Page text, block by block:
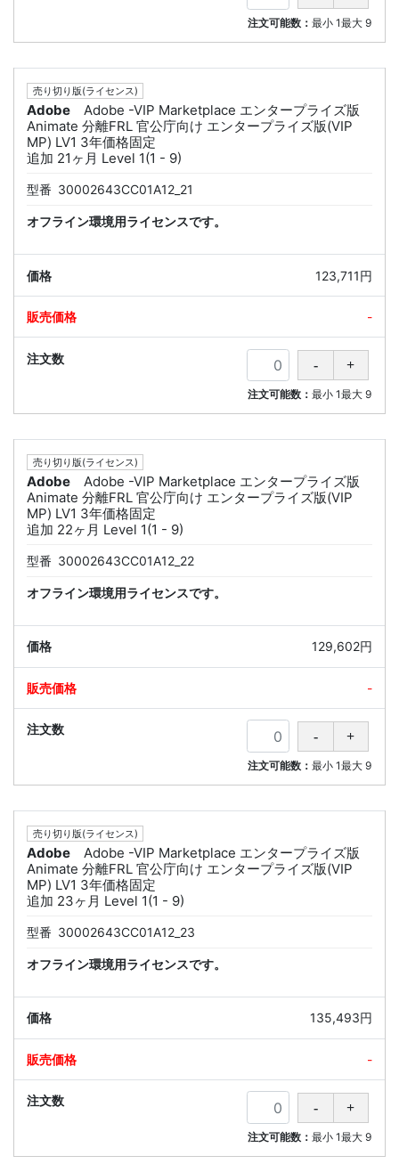
注文可能数：最小 1最大 9
売り切り版(ライセンス)
Adobe
Adobe -VIP Marketplace エンタープライズ版
Animate 分離FRL 官公庁向け エンタープライズ版(VIP
MP) LV1 3年価格固定
追加 21ヶ月 Level 1(1 - 9)
型番 30002643CC01A12_21
オフライン環境用ライセンスです。
123,711円
-
注文可能数：最小 1最大 9
売り切り版(ライセンス)
Adobe
Adobe -VIP Marketplace エンタープライズ版
Animate 分離FRL 官公庁向け エンタープライズ版(VIP
MP) LV1 3年価格固定
追加 22ヶ月 Level 1(1 - 9)
型番 30002643CC01A12_22
オフライン環境用ライセンスです。
129,602円
-
注文可能数：最小 1最大 9
売り切り版(ライセンス)
Adobe
Adobe -VIP Marketplace エンタープライズ版
Animate 分離FRL 官公庁向け エンタープライズ版(VIP
MP) LV1 3年価格固定
追加 23ヶ月 Level 1(1 - 9)
型番 30002643CC01A12_23
オフライン環境用ライセンスです。
135,493円
-
注文可能数：最小 1最大 9